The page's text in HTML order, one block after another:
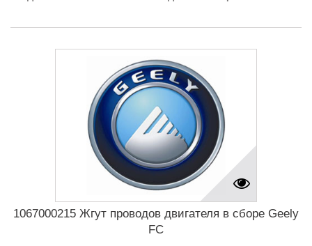
1067000215 Жгут проводов двигателя в сборе Geely
FC